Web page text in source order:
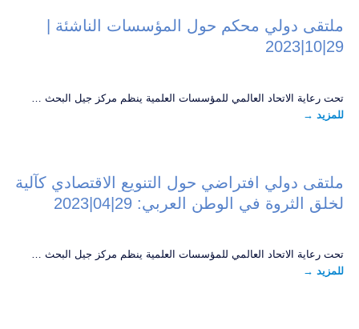
ملتقى دولي محكم حول المؤسسات الناشئة |
29|10|2023
تحت رعاية الاتحاد العالمي للمؤسسات العلمية ينظم مركز جيل البحث …
للمزيد →
ملتقى دولي افتراضي حول التنويع الاقتصادي كآلية
لخلق الثروة في الوطن العربي: 29|04|2023
تحت رعاية الاتحاد العالمي للمؤسسات العلمية ينظم مركز جيل البحث …
للمزيد →